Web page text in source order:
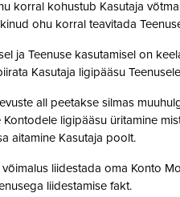
korral kohustub Kasutaja
ohu korral teavitada
ja Teenuse kasutamisel on
Kasutaja ligipääsu
all peetakse silmas
Kontodele ligipääsu üritamine
aitamine Kasutaja poolt.
liidestada oma Konto
liidestamise fakt.